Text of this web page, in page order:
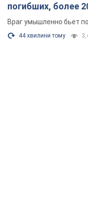
погибших, более
Враг умышленно бьет
44 хвилини тому